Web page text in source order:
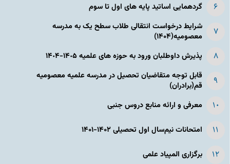
گردهمایی اساتید پایه های اول تا سوم
شرایط درخواست انتقالی طلاب سطح یک به مدرسه
معصومیه(۱۴۰۴)
پذیرش داوطلبان ورود به حوزه های علمیه ١۴٠۵-١۴٠۴
قابل توجه متقاضیان تحصیل در مدرسه علمیه معصومیه
قم(برادران)
معرفی و ارائه منابع دروس جنبی
امتحانات نیم‌سال اول تحصیلی ۱۴۰۲-۱۴۰۱
برگزاری المپیاد علمی